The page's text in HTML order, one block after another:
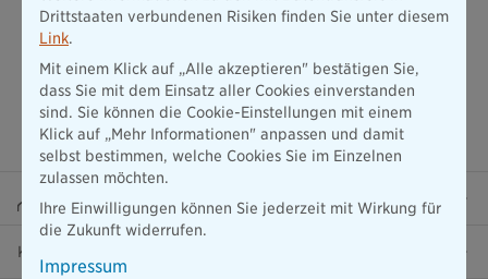
Beraterportal
Karriere
Drittstaaten verbundenen Risiken finden Sie unter diesem
Link.
Mit einem Klick auf „Alle akzeptieren" bestätigen Sie,
dass Sie mit dem Einsatz aller Cookies einverstanden
sind. Sie können die Cookie-Einstellungen mit einem
Klick auf „Mehr Informationen" anpassen und damit
selbst bestimmen, welche Cookies Sie im Einzelnen
zulassen möchten.
Ihre Einwilligungen können Sie jederzeit mit Wirkung für
die Zukunft widerrufen.
Impressum